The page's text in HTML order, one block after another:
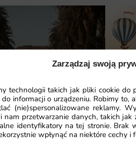
Zarządzaj swoją
technologii takich jak pliki cookie do
informacji o urządzeniu. Robimy to,
(nie)spersonalizowane reklamy.
nam przetwarzanie danych, takich jak
identyfikatory na tej stronie. Brak
wpłynąć na niektóre cechy i
Napis Hollywood
zł
41.93
Najniższa